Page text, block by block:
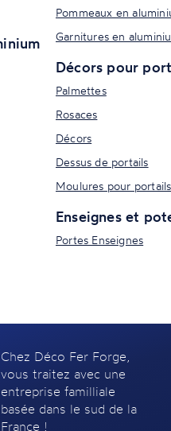
Pommeaux en
Garnitures en
Décors pour
Palmettes
Rosaces
Décors
Dessus de portails
Moulures pour portails
Enseignes et
Portes Enseignes
Chez Déco Fer Forge,
vous traitez avec une
entreprise familliale
basée dans le sud de la
France !